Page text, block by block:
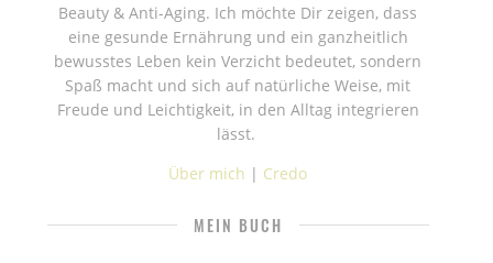
Beauty & Anti-Aging. Ich möchte Dir zeigen, dass
eine gesunde Ernährung und ein ganzheitlich
bewusstes Leben kein Verzicht bedeutet, sondern
Spaß macht und sich auf natürliche Weise, mit
Freude und Leichtigkeit, in den Alltag integrieren
lässt.
Über mich | Credo
MEIN BUCH